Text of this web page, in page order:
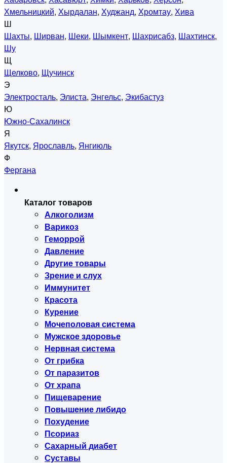
Хмельницкий, Хырдалан, Худжанд, Хромтау, Хива
Ш
Шахты, Ширван, Шеки, Шымкент, Шахрисабз, Шахтинск,
Шу
Щ
Щелково, Щучинск
Э
Электросталь, Элиста, Энгельс, Экибастуз
Ю
Южно-Сахалинск
Я
Якутск, Ярославль, Янгиюль
Ф
Фергана
Каталог товаров
Алкоголизм
Варикоз
Геморрой
Давление
Другие товары
Зрение и слух
Иммунитет
Красота
Курение
Мочеполовая система
Мужское здоровье
Нервная система
От грибка
От паразитов
От храпа
Пищеварение
Повышение либидо
Похудение
Псориаз
Сахарный диабет
Суставы